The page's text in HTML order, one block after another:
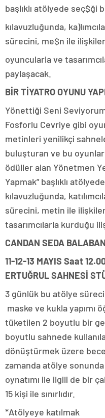
başlıklı atölyede seç$ği
kılavuzluğunda,
sürecini, me$n ile
oyuncularla ve
paylaşacak.
BİR TİYATRO OYUNU
Yönettiği Seni
Fosforlu Cevriye gibi
metinleri yenilikçi
buluşturan ve bu
ödüller alan Yönetmen
Yapmak” başlıklı
kılavuzluğunda,
sürecini, metin ile
tasarımcılarla kurduğu
CANDAN SEDA
11-12-13 MAYIS Saat
ERTUĞRUL SAHNESİ
3 günlük bu atölye
maske ve kukla yapımı
tüketilen 2 boyutlu bir
boyutlu sahnede
dönüştürmek üzere
zamanda atölye
oynatımı ile ilgili de bir
15 kişi ile sınırlıdır.
*Atölyeye katılmak